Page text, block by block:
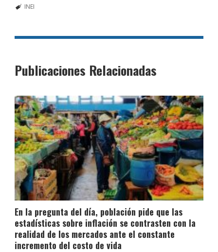
INEI
Publicaciones Relacionadas
En la pregunta del día, población pide que las
estadísticas sobre inflación se contrasten con la
realidad de los mercados ante el constante
incremento del costo de vida